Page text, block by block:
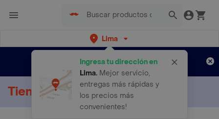
Lima
Ingresa tu dirección en
Lima. Mejor servicio,
entregas más rápidas y
los precios más
convenientes!
envíos gratis por semanas
Aplican TyC
Tienda Online